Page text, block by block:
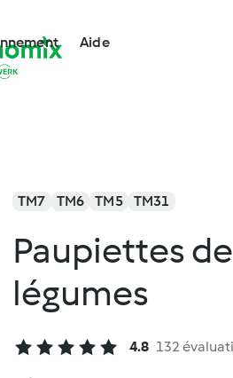
Aide
TM7 TM6 TM5 TM31
Paupiettes
légumes
4.8 132